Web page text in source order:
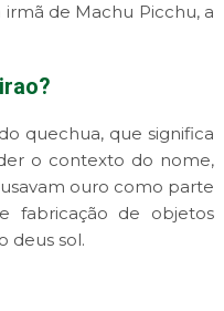
de Machu Picchu, a
quechua, que significa
o contexto do nome,
ouro como parte
fabricação de objetos
deus sol.